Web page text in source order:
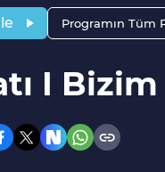
Programın Tüm
I Bizim